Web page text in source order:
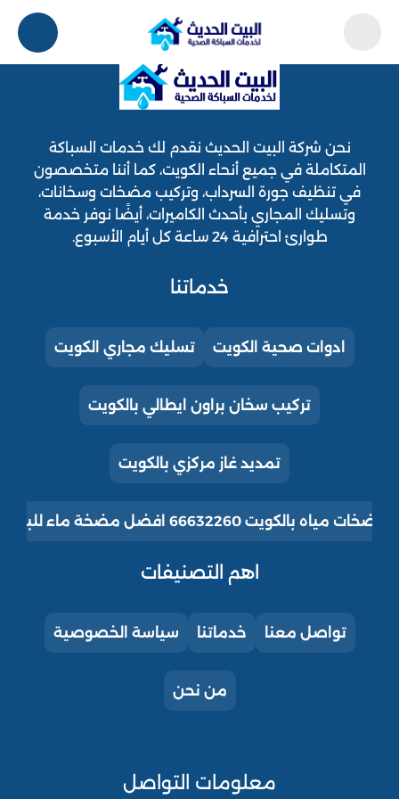
نحن شركة البيت الحديث نقدم لك خدمات السباكة
المتكاملة في جميع أنحاء الكويت، كما أننا متخصصون
في تنظيف جورة السرداب، وتركيب مضخات وسخانات،
وتسليك المجاري بأحدث الكاميرات، أيضًا نوفر خدمة
طوارئ احترافية 24 ساعة كل أيام الأسبوع.
خدماتنا
ادوات صحية الكويت تسليك مجاري الكويت
تركيب سخان براون ايطالي بالكويت
تمديد غاز مركزي بالكويت
مياه بالكويت 66632260 افضل مضخة ماء للبيت للبيع
اهم التصنيفات
تواصل معنا خدماتنا سياسة الخصوصية
من نحن
معلومات التواصل